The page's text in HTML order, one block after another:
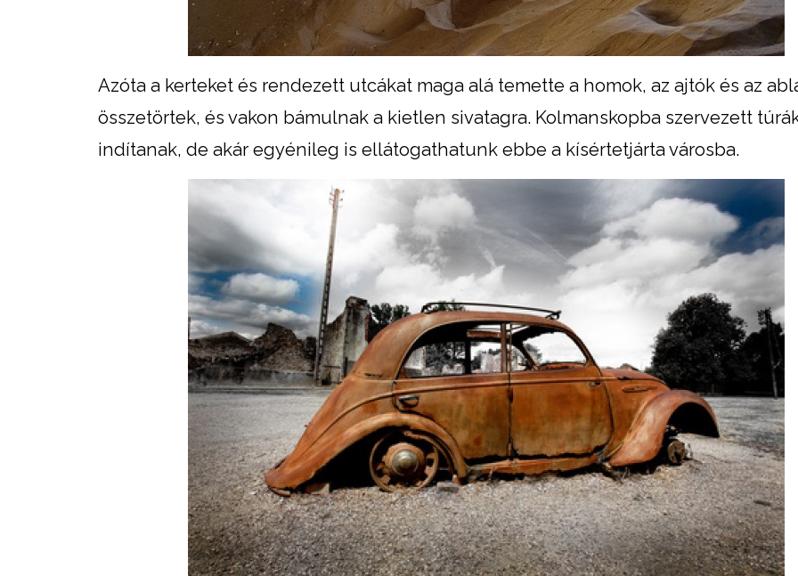
Azóta a kerteket és rendezett utcákat maga alá temette a homok, az ajtók és az
összetörtek, és vakon bámulnak a kietlen sivatagra. Kolmanskopba szervezett
indítanak, de akár egyénileg is ellátogathatunk ebbe a kísértetjárta városba.